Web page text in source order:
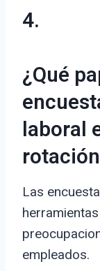
4.
¿Qué
laboral
Las
empleados.